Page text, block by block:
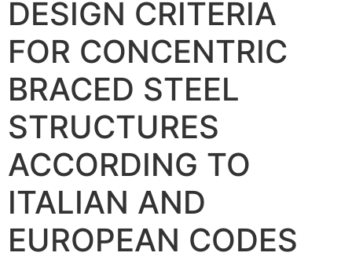
DESIGN CRITERIA
FOR CONCENTRIC
BRACED STEEL
STRUCTURES
ACCORDING TO
ITALIAN AND
EUROPEAN CODES